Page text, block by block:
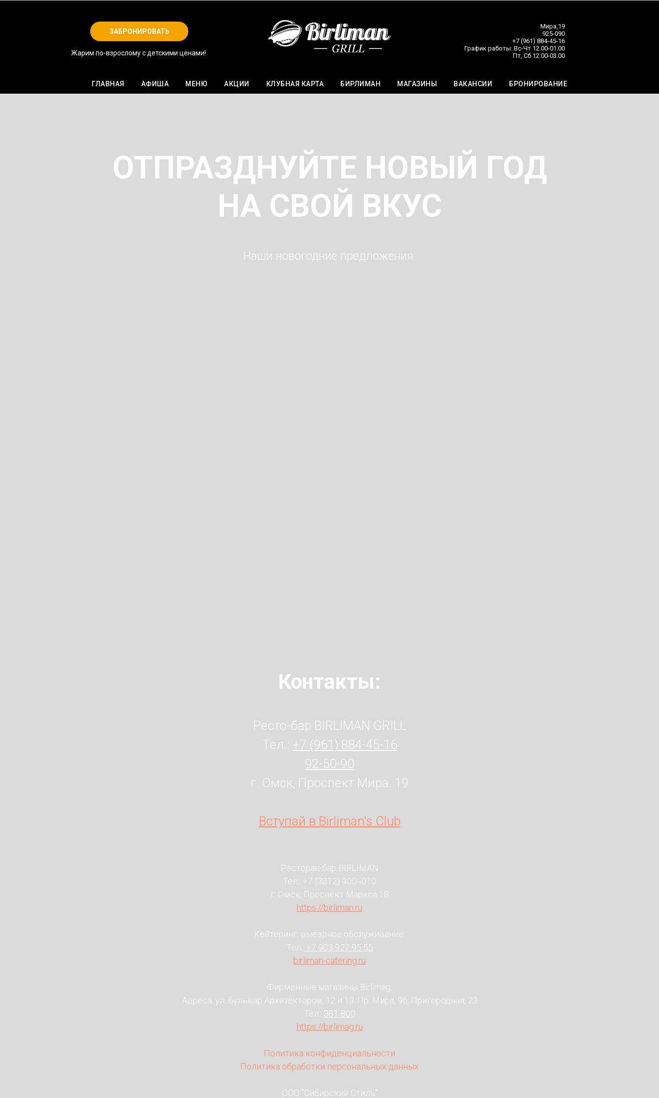
ЗАБРОНИРОВАТЬ
Жарим по-взрослому с детскими ценами!
Мира,19
925-090
+7 (961) 884-45-16
График работы: Вс-Чт 12.00-01.00
Пт, Сб 12.00-03.00
ГЛАВНАЯ АФИША МЕНЮ АКЦИИ КЛУБНАЯ КАРТА БИРЛИМАН МАГАЗИНЫ ВАКАНСИИ БРОНИРОВАНИЕ
ОТПРАЗДНУЙТЕ НОВЫЙ ГОД
НА СВОЙ ВКУС
Наши новогодние предложения:
Контакты:
Ресто-бар BIRLIMAN GRILL
Тел.: +7 (961) 884-45-16
92-50-90
г. Омск, Проспект Мира. 19
Вступай в Birliman's Club
Ресторан-бар BIRLIMAN
Тел.: +7 (3812) 900‒010
г. Омск, Проспект Маркса 18
https://birliman.ru
Кейтеринг, выездное обслуживание:
Тел.: +7 903 927 95 55
birliman-catering.ru
Фирменные магазины Birlimag:
Адреса: ул. Бульвар Архитекторов, 12 и 13. Пр. Мира, 96, Пригородная, 23
Тел.: 381-800
https://birlimag.ru
Политика конфиденциальности
Политика обработки персональных данных
ООО "Сибирский Стиль"